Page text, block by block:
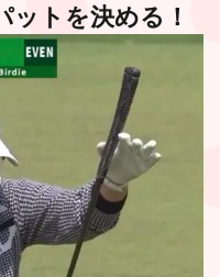
ットを決める！